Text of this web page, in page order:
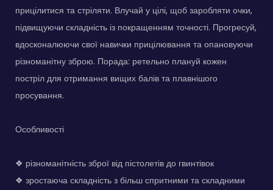
прицілитися та стріляти. Влучай у цілі, щоб заробляти очки,
підвищуючи складність із покращенням точності. Прогресуй,
вдосконалюючи свої навички прицілювання та опановуючи
різноманітну зброю. Порада: ретельно плануй кожен
постріл для отримання вищих балів та плавнішого
просування.
Особливості
❖ різноманітність зброї від пістолетів до гвинтівок
❖ зростаюча складність з більш спритними та складними